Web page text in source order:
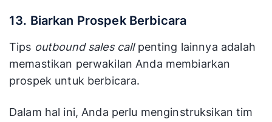
13. Biarkan Prospek Berbicara
Tips outbound sales call penting lainnya adalah
memastikan perwakilan Anda membiarkan
prospek untuk berbicara.
Dalam hal ini, Anda perlu menginstruksikan tim